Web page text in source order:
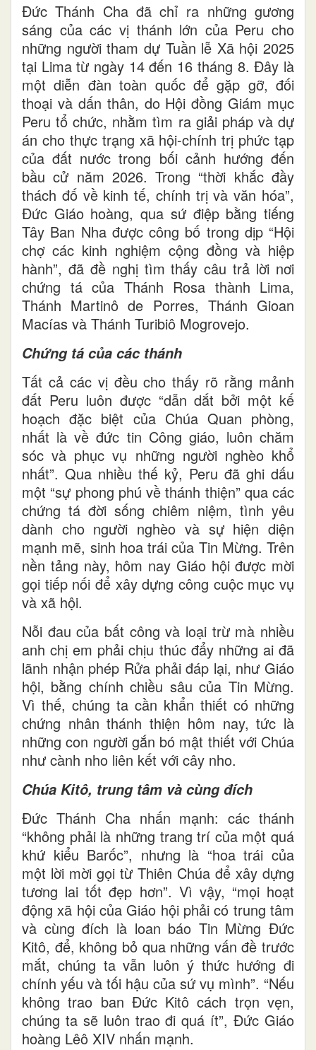
Đức Thánh Cha đã chỉ ra những gương
sáng của các vị thánh lớn của Peru cho
những người tham dự Tuần lễ Xã hội 2025
tại Lima từ ngày 14 đến 16 tháng 8. Đây là
một diễn đàn toàn quốc để gặp gỡ, đối
thoại và dấn thân, do Hội đồng Giám mục
Peru tổ chức, nhằm tìm ra giải pháp và dự
án cho thực trạng xã hội-chính trị phức tạp
của đất nước trong bối cảnh hướng đến
bầu cử năm 2026. Trong “thời khắc đầy
thách đố về kinh tế, chính trị và văn hóa”,
Đức Giáo hoàng, qua sứ điệp bằng tiếng
Tây Ban Nha được công bố trong dịp “Hội
chợ các kinh nghiệm cộng đồng và hiệp
hành”, đã đề nghị tìm thấy câu trả lời nơi
chứng tá của Thánh Rosa thành Lima,
Thánh Martinô de Porres, Thánh Gioan
Macías và Thánh Turibiô Mogrovejo.
Chứng tá của các thánh
Tất cả các vị đều cho thấy rõ rằng mảnh
đất Peru luôn được “dẫn dắt bởi một kế
hoạch đặc biệt của Chúa Quan phòng,
nhất là về đức tin Công giáo, luôn chăm
sóc và phục vụ những người nghèo khổ
nhất”. Qua nhiều thế kỷ, Peru đã ghi dấu
một “sự phong phú về thánh thiện” qua các
chứng tá đời sống chiêm niệm, tình yêu
dành cho người nghèo và sự hiện diện
mạnh mẽ, sinh hoa trái của Tin Mừng. Trên
nền tảng này, hôm nay Giáo hội được mời
gọi tiếp nối để xây dựng công cuộc mục vụ
và xã hội.
Nỗi đau của bất công và loại trừ mà nhiều
anh chị em phải chịu thúc đẩy những ai đã
lãnh nhận phép Rửa phải đáp lại, như Giáo
hội, bằng chính chiều sâu của Tin Mừng.
Vì thế, chúng ta cần khẩn thiết có những
chứng nhân thánh thiện hôm nay, tức là
những con người gắn bó mật thiết với Chúa
như cành nho liên kết với cây nho.
Chúa Kitô, trung tâm và cùng đích
Đức Thánh Cha nhấn mạnh: các thánh
“không phải là những trang trí của một quá
khứ kiểu Barốc”, nhưng là “hoa trái của
một lời mời gọi từ Thiên Chúa để xây dựng
tương lai tốt đẹp hơn”. Vì vậy, “mọi hoạt
động xã hội của Giáo hội phải có trung tâm
và cùng đích là loan báo Tin Mừng Đức
Kitô, để, không bỏ qua những vấn đề trước
mắt, chúng ta vẫn luôn ý thức hướng đi
chính yếu và tối hậu của sứ vụ mình”. “Nếu
không trao ban Đức Kitô cách trọn vẹn,
chúng ta sẽ luôn trao đi quá ít”, Đức Giáo
hoàng Lêô XIV nhấn mạnh.